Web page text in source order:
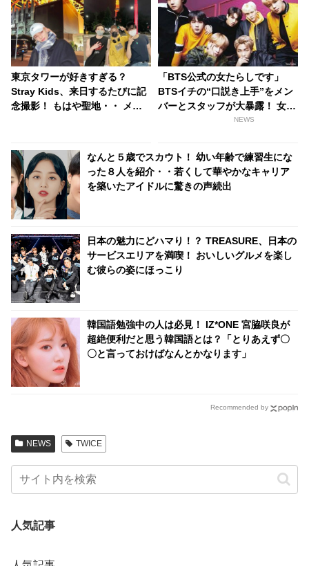
東京タワーが好きすぎる？
Stray Kids、来日するたびに記
念撮影！ もはや聖地・・ メン
「BTS公式の女たらしです」
BTSイチの“口説き上手”をメン
バーとスタッフが大暴露！ 女性
とのハグシーンをわざと失敗し
メンバーも！ 爆弾発言のオンパ
レードに爆笑
NEWS
なんと５歳でスカウト！ 幼い年齢で練習生にな
った８人を紹介・・若くして華やかなキャリア
を築いたアイドルに驚きの声続出
日本の魅力にどハマり！？ TREASURE、日本の
サービスエリアを満喫！ おいしいグルメを楽し
む彼らの姿にほっこり
韓国語勉強中の人は必見！ IZ*ONE 宮脇咲良が
超絶便利だと思う韓国語とは？「とりあえず〇
〇と言っておけばなんとかなります」
Recommended by
NEWS TWICE
人気記事